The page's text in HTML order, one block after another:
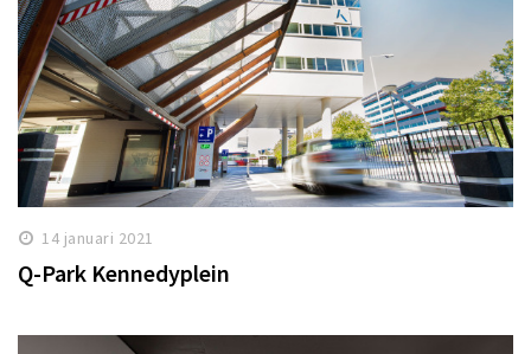
14 januari 2021
Q-Park Kennedyplein